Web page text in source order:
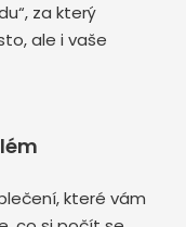
za který
ale i vaše
které vám